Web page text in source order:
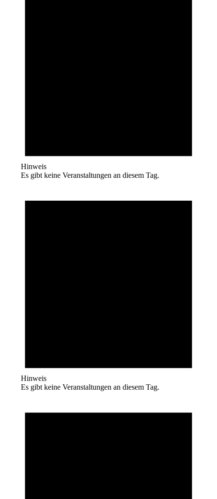
Hinweis
Es gibt keine Veranstaltungen an diesem Tag.
Hinweis
Es gibt keine Veranstaltungen an diesem Tag.